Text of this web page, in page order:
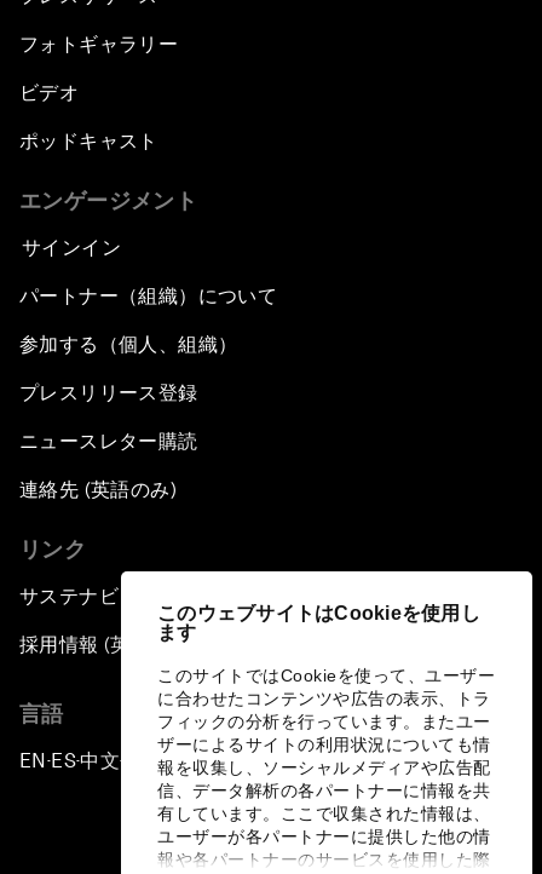
このウェブサイトはCookieを使用し
ます
このサイトではCookieを使って、ユーザー
に合わせたコンテンツや広告の表示、トラ
フィックの分析を行っています。またユー
ザーによるサイトの利用状況についても情
報を収集し、ソーシャルメディアや広告配
信、データ解析の各パートナーに情報を共
有しています。ここで収集された情報は、
ユーザーが各パートナーに提供した他の情
報や各パートナーのサービスを使用した際
フォトギャラリー
ビデオ
ポッドキャスト
エンゲージメント
サインイン
パートナー（組織）について
参加する（個人、組織）
プレスリリース登録
ニュースレター購読
連絡先 (英語のみ)
リンク
サステナビリティへの取り組み
採用情報 (英語のみ)
言語
EN ▪ES▪中文▪ 日本語